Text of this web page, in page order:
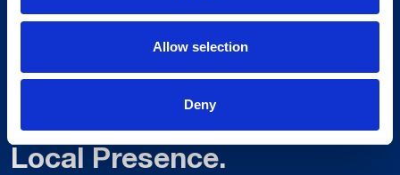
Allow selection
Deny
Global Spirit,
Local Presence.